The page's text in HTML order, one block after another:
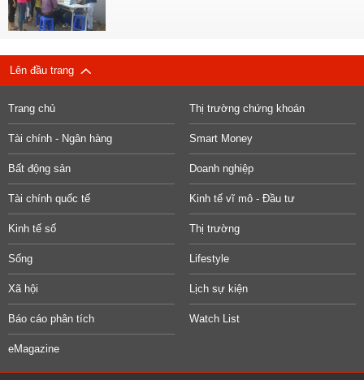
Lên đầu trang
Trang chủ Thị trường chứng khoán
Tài chính - Ngân hàng Smart Money
Bất động sản Doanh nghiệp
Tài chính quốc tế Kinh tế vĩ mô - Đầu tư
Kinh tế số Thị trường
Sống Lifestyle
Xã hội Lịch sự kiện
Báo cáo phân tích Watch List
eMagazine